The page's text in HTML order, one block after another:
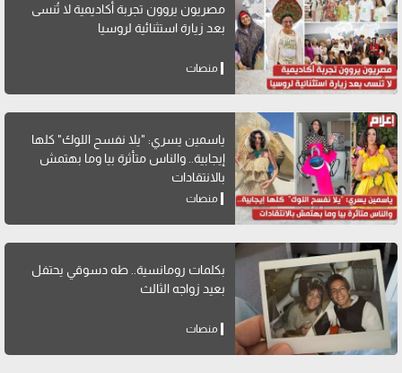
مصريون يروون تجربة أكاديمية لا تُنسى
بعد زيارة استثنائية لروسيا
منصات
ياسمين يسري: "يلا نفسح اللوك" كلها
إيجابية.. والناس متأثرة بيا وما بهتمش
بالانتقادات
منصات
بكلمات رومانسية.. طه دسوقي يحتفل
بعيد زواجه الثالث
منصات